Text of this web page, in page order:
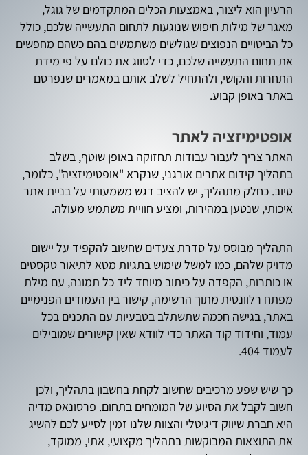
הרעיון הוא ליצור, באמצעות הכלים המתקדמים של גוגל,
מאגר של מילות חיפוש שנוגעות לתחום התעשייה שלכם, כולל
כל הביטויים הנפוצים שגולשים משתמשים בהם כשהם מחפשים
את תחום התעשייה שלכם, כדי לסווג את כולם על פי מידת
התחרות והקושי, ולהתחיל לשלב אותם במאמרים שנפרסם
באתר באופן קבוע.
אופטימיזציה לאתר
האתר צריך לעבור עבודות תחזוקה באופן שוטף, בשלב
בתהליך קידום אתרים אורגני, שנקרא "אופטימיזציה", כלומר,
טיוב. כחלק מתהליך, יש להציב דגש משמעותי על בניית אתר
איכותי, שנטען במהירות, ומציע חוויית משתמש מעולה.
התהליך מבוסס על סדרת צעדים שחשוב להקפיד על יישום
מדויק שלהם, כמו למשל שימוש בתגיות מטא לתיאור טקסטים
או כותרות, הקפדה על כיתוב מיוחד ליד כל תמונה, עם מילת
מפתח רלוונטית מתוך הרשימה, קישור בין העמודים הפנימיים
באתר, בגישה חכמה שתשתלב בטבעיות עם התכנים בכל
עמוד, וחידוד קוד האתר כדי לוודא שאין קישורים שמובילים
לעמוד 404.
כך שיש שפע מרכיבים שחשוב לקחת בחשבון בתהליך, ולכן
חשוב לקבל את הסיוע של המומחים בתחום. פרסונאס מדיה
היא חברת שיווק דיגיטלי והצוות שלנו זמין לסייע לכם להשיג
את התוצאות המבוקשות בתהליך מקצועי, אתי, ממוקד,